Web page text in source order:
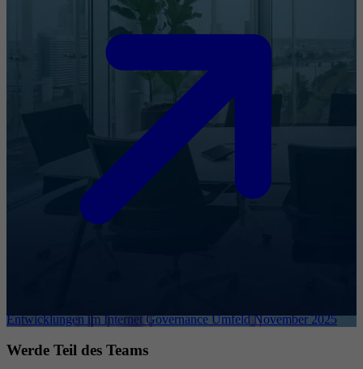
Entwicklungen im Internet Governance Umfeld November 2025
Werde Teil des Teams